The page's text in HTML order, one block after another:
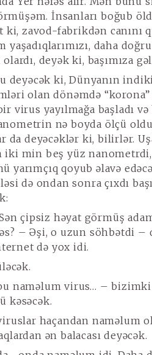
İnsanları boğub
ki, zavod-fabrikdən canını
daha
deyək ki, başımıza
deyəcək ki, Dünyanın
olan dönəmdə
virus yayılmağa başladı
nə boyda ölçü
da deyəcəklər ki, bilirlər.
iki min beş yüz
yarımçıq qoyub əlavə
də ondan sonra çıxdı
çipsiz həyat görmüş
– Əşi, o uzun söhbətdi
də yox idi.
naməlum virus… – bizimki
kəsəcək.
haçandan naməlum
ən balacası deyəcək.